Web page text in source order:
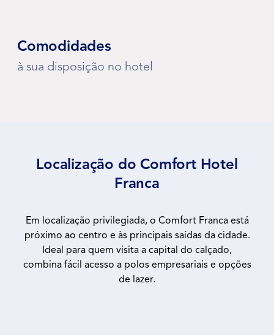
Comodidades
à sua disposição no hotel
Localização do Comfort Hotel
Franca
Em localização privilegiada, o Comfort Franca está
próximo ao centro e às principais saídas da cidade.
Ideal para quem visita a capital do calçado,
combina fácil acesso a polos empresariais e opções
de lazer.